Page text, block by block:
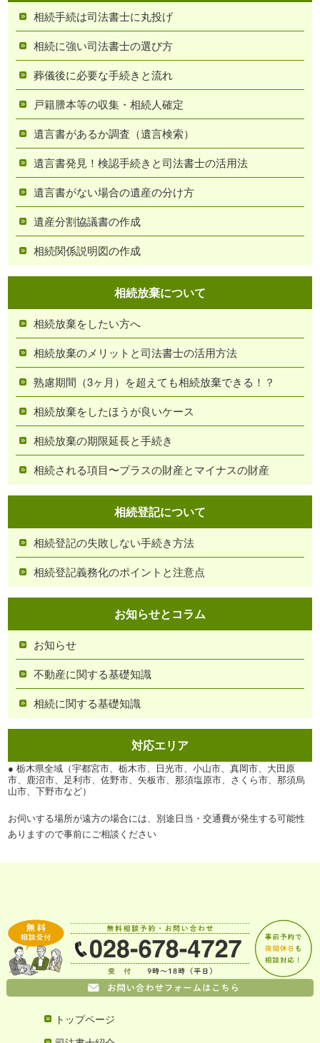
相続手続は司法書士に丸投げ
相続に強い司法書士の選び方
葬儀後に必要な手続きと流れ
戸籍謄本等の収集・相続人確定
遺言書があるか調査（遺言検索）
遺言書発見！検認手続きと司法書士の活用法
遺言書がない場合の遺産の分け方
遺産分割協議書の作成
相続関係説明図の作成
相続放棄について
相続放棄をしたい方へ
相続放棄のメリットと司法書士の活用方法
熟慮期間（3ヶ月）を超えても相続放棄できる！？
相続放棄をしたほうが良いケース
相続放棄の期限延長と手続き
相続される項目〜プラスの財産とマイナスの財産
相続登記について
相続登記の失敗しない手続き方法
相続登記義務化のポイントと注意点
お知らせとコラム
お知らせ
不動産に関する基礎知識
相続に関する基礎知識
対応エリア
● 栃木県全域（宇都宮市、栃木市、日光市、小山市、真岡市、大田原
市、鹿沼市、足利市、佐野市、矢板市、那須塩原市、さくら市、那須烏
山市、下野市など）
お伺いする場所が遠方の場合には、別途日当・交通費が発生する可能性
ありますので事前にご相談ください
トップページ